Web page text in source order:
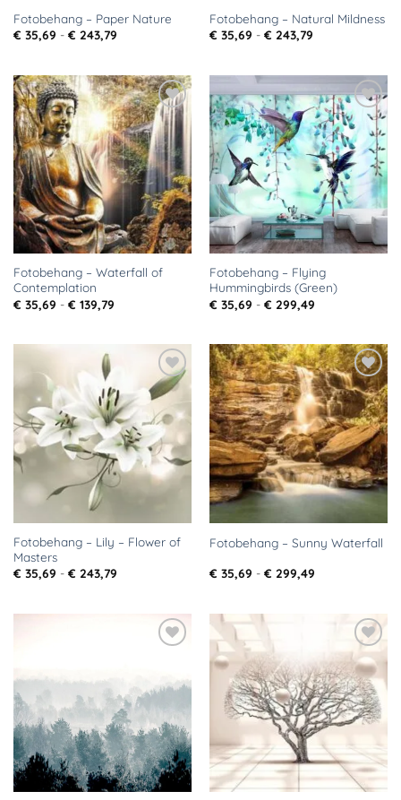
Fotobehang – Paper Nature
€ 35,69 - € 243,79Prijsklasse:
Fotobehang – Natural Mildness
€ 35,69 - € 243,79Prijsklasse:
Toevoegen
aan
verlanglijst
Fotobehang – Waterfall of
Contemplation
€ 35,69 - € 139,79Prijsklasse:
Toevoegen
aan
verlanglijst
Fotobehang – Flying
Hummingbirds (Green)
€ 35,69 - € 299,49Prijsklasse:
Toevoegen
aan
verlanglijst
Fotobehang – Lily – Flower of
Masters
€ 35,69 - € 243,79Prijsklasse:
Toevoegen
aan
verlanglijst
Fotobehang – Sunny Waterfall
€ 35,69 - € 299,49Prijsklasse:
verlanglijst
Toevoegen
aan
verlanglijst